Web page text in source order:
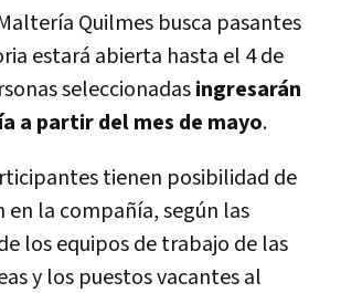
Quilmes busca pasantes
estará abierta hasta el 4 de
seleccionadasingresarán
a partir del mes de mayo.
tienen posibilidad de
en la compañía, según las
los equipos de trabajo de las
y los puestos vacantes al